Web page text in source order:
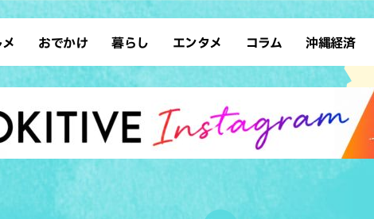
ン 沖縄そば
ウト カフェ
和食・日本料理
アジア・エスニック
イタリアン
おでかけ
デート ドライブ
散歩 ソロ活
歴史
アート
暮らし
レシピ SDGs
ファッション ローカルニュース
沖縄移住 沖縄旧暦行事
エンタメ
スポーツ 占い
タレント・芸人 テレビ
コラム 沖縄経済